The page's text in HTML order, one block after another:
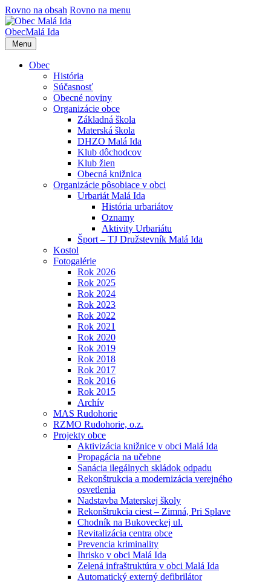
Rovno na obsah Rovno na menu
ObecMalá Ida
Menu
Obec
História
Súčasnosť
Obecné noviny
Organizácie obce
Základná škola
Materská škola
DHZO Malá Ida
Klub dôchodcov
Klub žien
Obecná knižnica
Organizácie pôsobiace v obci
Urbariát Malá Ida
História urbariátov
Oznamy
Aktivity Urbariátu
Šport – TJ Družstevník Malá Ida
Kostol
Fotogalérie
Rok 2026
Rok 2025
Rok 2024
Rok 2023
Rok 2022
Rok 2021
Rok 2020
Rok 2019
Rok 2018
Rok 2017
Rok 2016
Rok 2015
Archív
MAS Rudohorie
RZMO Rudohorie, o.z.
Projekty obce
Aktivizácia knižnice v obci Malá Ida
Propagácia na učebne
Sanácia ilegálnych skládok odpadu
Rekonštrukcia a modernizácia verejného
osvetlenia
Nadstavba Materskej školy
Rekonštrukcia ciest – Zimná, Pri Splave
Chodník na Bukoveckej ul.
Revitalizácia centra obce
Prevencia kriminality
Ihrisko v obci Malá Ida
Zelená infraštruktúra v obci Malá Ida
Automatický externý defibrilátor